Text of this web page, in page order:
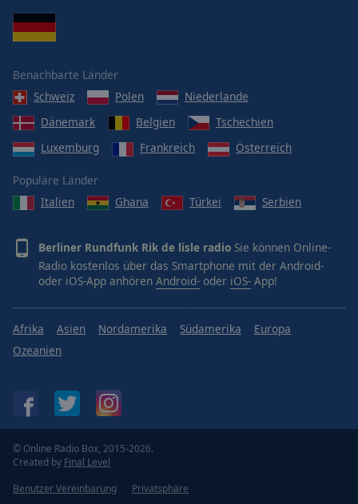
Benachbarte Länder
Schweiz
Polen
Niederlande
Dänemark
Belgien
Tschechien
Luxemburg
Frankreich Österreich
Populäre Länder
Italien
Ghana Türkei Serbien
Berliner Rundfunk Rik de lisle radio Sie können Online-
Radio kostenlos über das Smartphone mit der Android-
oder iOS-App anhören Android- oder iOS- App!
Afrika Asien Nordamerika Südamerika
Europa
Ozeanien
© Online Radio Box, 2015-2026.
Created by Final Level
Benutzer Vereinbarung
Privatsphäre